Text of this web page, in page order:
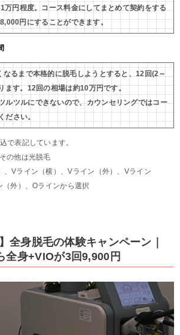
万円程度。コース料金にしてまとめて契約をする
円にすることができます。
なるまで本格的に脱毛しようとすると、12回(2～
ます。12回の相場は約10万円です。
ルツルにできないので、カウンセリングではコー
ださい。
で表記しています。
の他は光脱毛
Vライン（横）、Vライン（外）、Vライン
（外）、Oラインから選択
全身脱毛の体験キャンペーン｜
全身+VIOが3回9,900円